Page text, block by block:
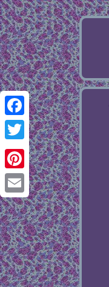
Facebook
Twitter
Pinterest
Email